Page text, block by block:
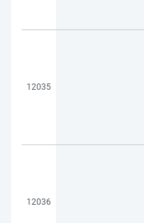
12035
12036